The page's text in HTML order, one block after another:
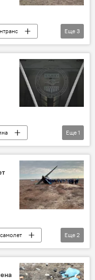
Еще 3
Еще 1
самолет
Еще 2